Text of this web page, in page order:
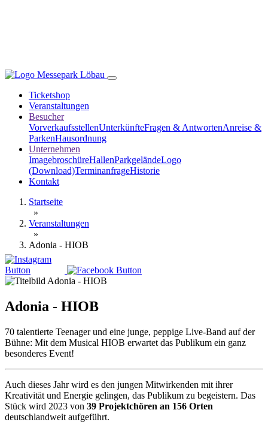
Ticketshop
Veranstaltungen
Besucher
VorverkaufsstellenUnterkünfteFragen & AntwortenAnreise &
ParkenHausordnung
Unternehmen
ImagebroschüreHallenParkgeländeLogo
(Download)TerminanfrageHistorie
Kontakt
Startseite
»
Veranstaltungen
»
Adonia - HIOB
Adonia - HIOB
70 talentierte Teenager und eine junge, peppige Live-Band auf der
Bühne: Mit dem Musical HIOB erwartet das Publikum ein ganz
besonderes Event!
Auch dieses Jahr wird es den jungen Mitwirkenden mit ihrer
Kreativität und Energie gelingen, das Publikum zu begeistern. Das
Stück wird 2023 von 39 Projektchören an 156 Orten
deutschlandweit aufgeführt.